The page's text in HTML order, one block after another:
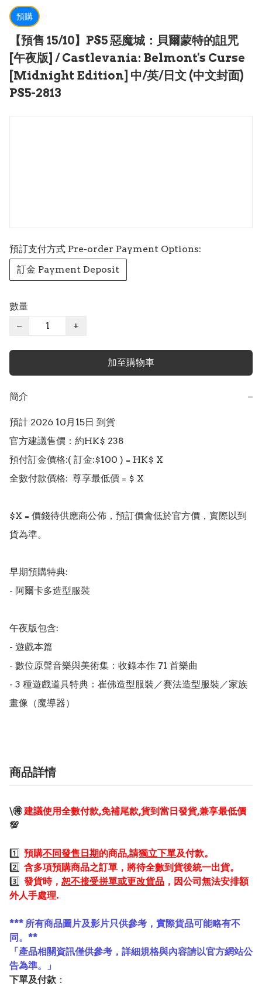
預購
【預售 15/10】PS5 惡魔城：貝爾蒙特的詛咒
[午夜版] / Castlevania: Belmont's Curse
[Midnight Edition] 中/英/日文 (中文封面)
PS5-2813
預訂支付方式 Pre-order Payment Options:
訂金 Payment Deposit
數量
−
+
加至購物車
簡介 −
預計 2026 10月15日 到貨
官方建議售價：約HK$ 238
預付訂金價格:( 訂金:$100 ) = HK$ X
全數付款價格:  尊享最低價 = $ X
$X = 價錢待供應商公佈，預訂價會低於官方價，實際以到
貨為準。
早期預購特典:
- 阿爾卡多造型服裝
午夜版包含:
- 遊戲本篇
- 數位原聲音樂與美術集：收錄本作 71 首樂曲
- 3 種遊戲道具特典：崔佛造型服裝／賽法造型服裝／家族
畫像（魔導器）
商品詳情
\🉐建議使用全數付款,免補尾款,貨到當日發貨,兼享最低價
💯
1️⃣ 預購不同發售日期的商品,請獨立下單及付款。
2️⃣ 含多項預購商品之訂單，將待全數到貨後統一出貨。
3️⃣ 發貨時， 恕不接受拼單或更改貨品 ，因公司無法安排額
外人手處理.
*** 所有商品圖片及影片只供參考，實際貨品可能略有不
同。**
「產品相關資訊僅供參考，詳細規格與內容請以官方網站公
告為準。」
下單及付款 ：